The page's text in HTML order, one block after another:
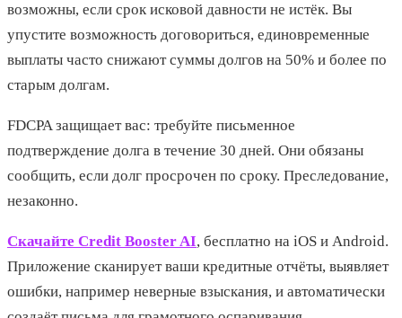
возможны, если срок исковой давности не истёк. Вы
упустите возможность договориться, единовременные
выплаты часто снижают суммы долгов на 50% и более по
старым долгам.
FDCPA защищает вас: требуйте письменное
подтверждение долга в течение 30 дней. Они обязаны
сообщить, если долг просрочен по сроку. Преследование,
незаконно.
Скачайте Credit Booster AI, бесплатно на iOS и Android.
Приложение сканирует ваши кредитные отчёты, выявляет
ошибки, например неверные взыскания, и автоматически